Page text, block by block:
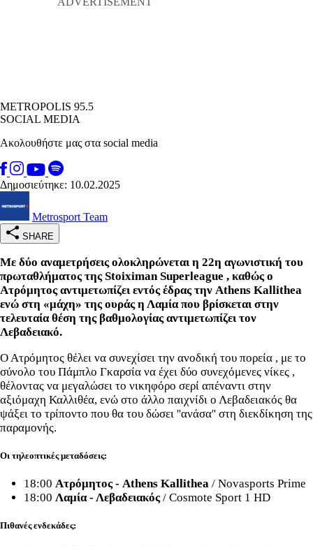
METROPOLIS 95.5
SOCIAL MEDIA
Ακολουθήστε μας στα social media
Δημοσιεύτηκε: 10.02.2025
Metrosport Team
SHARE
Με δύο αναμετρήσεις ολοκληρώνεται η 22η αγωνιστική του
πρωταθλήματος της Stoiximan Superleague , καθώς ο
Ατρόμητος αντιμετωπίζει εντός έδρας την Athens Kallithea
ενώ στη «μάχη» της ουράς η Λαμία που βρίσκεται στην
τελευταία θέση της βαθμολογίας αντιμετωπίζει τον
Λεβαδειακό.
Ο Ατρόμητος θέλει να συνεχίσει την ανοδική του πορεία , με το
σύνολο του Πάμπλο Γκαρσία να έχει δύο συνεχόμενες νίκες ,
θέλοντας να μεγαλώσει το νικηφόρο σερί απέναντι στην
αξιόμαχη Καλλιθέα, ενώ στο άλλο παιχνίδι ο Λεβαδειακός θα
ψάξει το τρίποντο που θα του δώσει ''ανάσα'' στη διεκδίκηση της
παραμονής.
Οι τηλεοπτικές μεταδόσεις:
18:00 Ατρόμητος - Athens Kallithea / Novasports Prime
18:00 Λαμία - Λεβαδειακός/ Cosmote Sport 1 HD
Πιθανές ενδεκάδες: